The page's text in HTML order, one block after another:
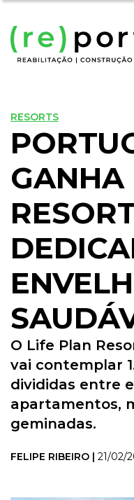
RESORTS
GANHA
O Life Plan
vai contemplar
divididas entre
apartamentos,
geminadas.
FELIPE RIBEIRO | 21/02/